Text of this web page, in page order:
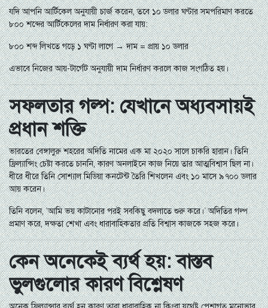
যদি আপনি আর্টিকেল অনুযায়ী চার্জ করেন, তবে ১০ ডলার ঘণ্টার সমপরিমাণ করতে
৮০০ শব্দের আর্টিকেলের দাম নির্ধারণ করা যায়:
৮০০ শব্দ লিখতে গড়ে ১ ঘণ্টা লাগে → দাম = প্রায় ১০ ডলার
এভাবে নিজের আয়-টার্গেট অনুযায়ী দাম নির্ধারণ করলে কাজ সংগঠিত হয়।
সফলতার গল্প: যেখানে অধ্যবসায়ই
প্রধান শক্তি
ভারতের বেঙ্গালুরু শহরের অদিতি নামের এক মা ২০২০ সালে চাকরি হারান। তিনি
ফ্রিল্যান্সিং চেষ্টা করতে চাননি, কারণ অনলাইনে কাজ নিয়ে তার আত্মবিশ্বাস ছিল না।
ধীরে ধীরে তিনি সোশ্যাল মিডিয়া কনটেন্ট তৈরি শিখলেন এবং ১০ মাসে ৯৭০০ ডলার
আয় করেন।
তিনি বলেন, “আমি ভয় কাটানোর পরই সবকিছু বদলাতে শুরু করে।” অদিতির গল্প
প্রমাণ করে, দক্ষতা শেখা এবং ধারাবাহিকতার প্রতি বিশ্বাস কাজকে সহজ করে।
কেন অনেকেই ব্যর্থ হয়: বাস্তব
ভুলগুলোর কারণ বিশ্লেষণ